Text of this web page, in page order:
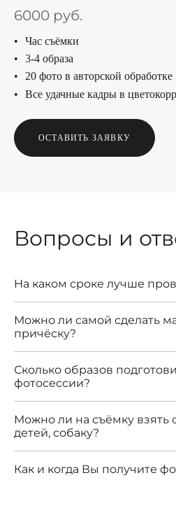
6000 руб.
Час съёмки
3-4 образа
20 фото в авторской обработке
Все удачные кадры в
ОСТАВИТЬ ЗАЯВКУ
Вопросы и
На каком сроке лучше
Можно ли самой сделать
причёску?
Сколько образов
фотосессии?
Можно ли на съёмку взять
детей, собаку?
Как и когда Вы получите